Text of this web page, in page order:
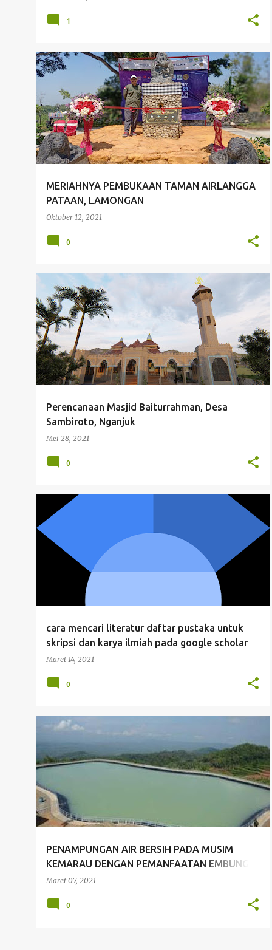
1
MERIAHNYA PEMBUKAAN TAMAN AIRLANGGA
PATAAN, LAMONGAN
Oktober 12, 2021
ARCHITECTURE
0
Perencanaan Masjid Baiturrahman, Desa
Sambiroto, Nganjuk
Mei 28, 2021
ANIMASI ARCHITECTURE ISLAMICTECTURE
0
cara mencari literatur daftar pustaka untuk
skripsi dan karya ilmiah pada google scholar
Maret 14, 2021
JURNAL
0
PENAMPUNGAN AIR BERSIH PADA MUSIM
KEMARAU DENGAN PEMANFAATAN EMBUNG
GEOMEMBRANE (Studi Kasus: Desa Tanggung
Maret 07, 2021
0